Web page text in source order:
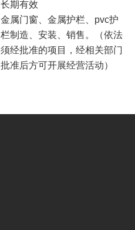
长期有效
金属门窗、金属护栏、pvc护
栏制造、安装、销售。（依法
须经批准的项目，经相关部门
批准后方可开展经营活动）